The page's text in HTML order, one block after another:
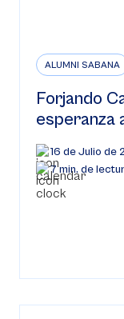
ALUMNI SABANA
Forjando
esperanza
16 de Julio de
7 min. de